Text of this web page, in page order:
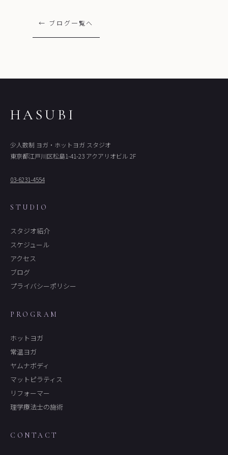
← ブログ一覧へ
HASUBI
少人数制 ヨガ・ホットヨガ スタジオ
東京都江戸川区松島1-41-23 アクアリオビル 2F
03-6231-4554
STUDIO
スタジオ紹介
スケジュール
アクセス
ブログ
プライバシーポリシー
PROGRAM
ホットヨガ
常温ヨガ
ヤムナボディ
マットピラティス
リフォーマー
理学療法士の施術
CONTACT